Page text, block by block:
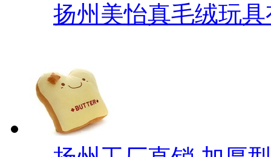
扬州美怡真毛绒玩